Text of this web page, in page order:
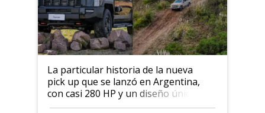
La particular historia de la nueva
pick up que se lanzó en Argentina,
con casi 280 HP y un diseño único: a
cuánto se vende